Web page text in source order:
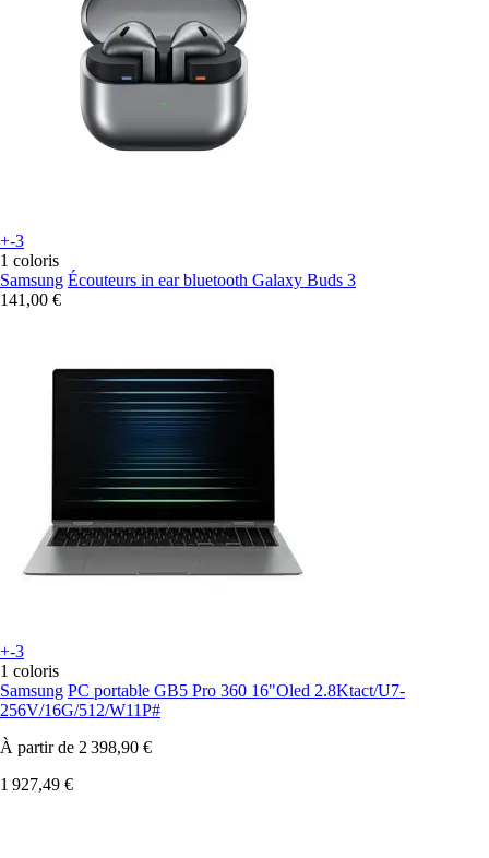
+-3
1 coloris
Samsung Écouteurs in ear bluetooth Galaxy Buds 3
141,00 €
+-3
1 coloris
Samsung PC portable GB5 Pro 360 16"Oled 2.8Ktact/U7-
256V/16G/512/W11P#
À partir de 2 398,90 €
1 927,49 €